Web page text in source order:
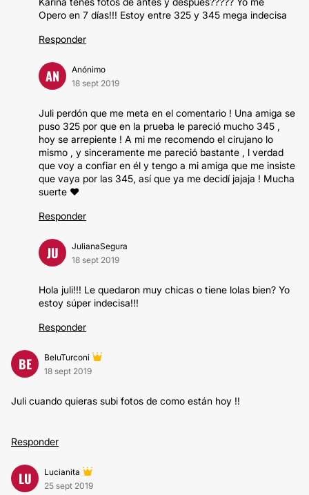
Opero en 7 días!!! Estoy entre 325 y 345 mega indecisa
Responder
AN
Anónimo
18 sept 2019
Juli perdón que me meta en el comentario ! Una amiga se
puso 325 por que en la prueba le pareció mucho 345 ,
hoy se arrepiente ! A mi me recomendo el cirujano lo
mismo , y sinceramente me pareció bastante , l verdad
que voy a confiar en él y tengo a mi amiga que me insiste
que vaya por las 345, así que ya me decidí jajaja ! Mucha
suerte ❤️
Responder
JU
JulianaSegura
18 sept 2019
Hola juli!!! Le quedaron muy chicas o tiene lolas bien? Yo
estoy súper indecisa!!!
Responder
BE
BeluTurconi
18 sept 2019
Juli cuando quieras subi fotos de como están hoy !!
Responder
LU
Lucianita
25 sept 2019